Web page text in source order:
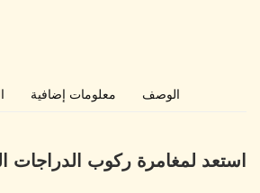
الوصف معلومات إضافية
استعد لمغامرة ركوب الدراجات